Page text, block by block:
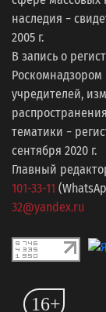
наследия −
2005 г.
В запись о
Роскомнадзором
учредителей,
тематики −
сентября 2020 г.
Главный
101-33-11
32@yandex.ru
16+